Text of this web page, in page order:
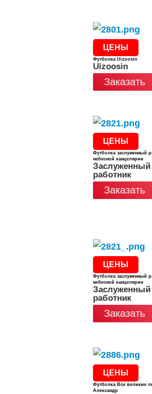
ЦЕНЫ
Футболка Uizoosin
Uizoosin
Заказать
ЦЕНЫ
Футболка заслуженный
небесной канцелярии
Заслуженный
работник
Заказать
ЦЕНЫ
Футболка заслуженный
небесной канцелярии
Заслуженный
работник
Заказать
ЦЕНЫ
Футболка Все великие
Александр